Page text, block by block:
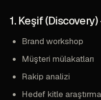
1. Keşif
Brand workshop
Müşteri mülakatları
Rakip analizi
Hedef kitle